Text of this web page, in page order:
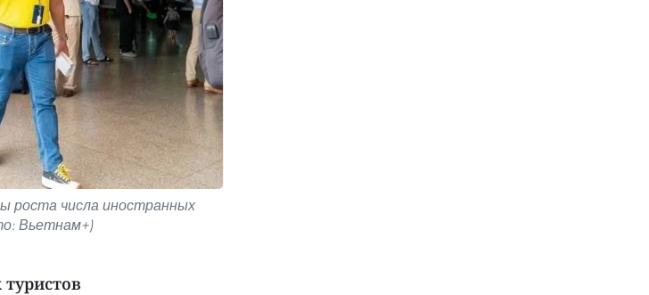
роста числа иностранных
Вьетнам+)